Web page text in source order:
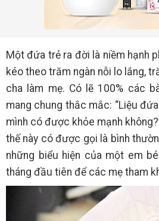
Một đứa trẻ ra đời là niềm hạnh
kéo theo trăm ngàn nỗi lo lắng,
cha làm mẹ. Có lẽ 100% các
mang chung thắc mắc: “Liệu
mình có được khỏe mạnh
thế này có được gọi là bình
những biểu hiện của một em
tháng đầu tiên để các mẹ tham